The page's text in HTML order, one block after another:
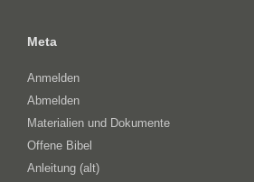
Meta
Anmelden
Abmelden
Materialien und Dokumente
Offene Bibel
Anleitung (alt)